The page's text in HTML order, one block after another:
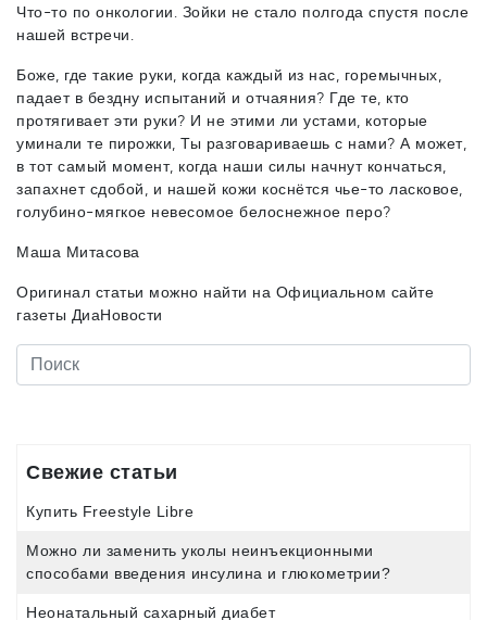
Что-то по онкологии. Зойки не стало полгода спустя после
нашей встречи.
Боже, где такие руки, когда каждый из нас, горемычных,
падает в бездну испытаний и отчаяния? Где те, кто
протягивает эти руки? И не этими ли устами, которые
уминали те пирожки, Ты разговариваешь с нами? А может,
в тот самый момент, когда наши силы начнут кончаться,
запахнет сдобой, и нашей кожи коснётся чье-то ласковое,
голубино-мягкое невесомое белоснежное перо?
Маша Митасова
Оригинал статьи можно найти на Официальном сайте
газеты ДиаНовости
Свежие статьи
Купить Freestyle Libre
Можно ли заменить уколы неинъекционными
способами введения инсулина и глюкометрии?
Неонатальный сахарный диабет